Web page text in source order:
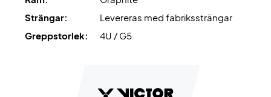
Strängar:
Levereras med fabrikssträngar
Greppstorlek:
4U / G5